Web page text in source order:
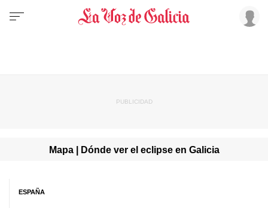
Mapa | Dónde ver el eclipse en Galicia
ESPAÑA